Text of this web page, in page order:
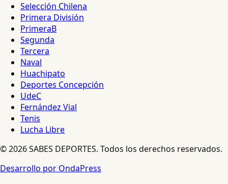
Selección Chilena
Primera División
PrimeraB
Segunda
Tercera
Naval
Huachipato
Deportes Concepción
UdeC
Fernández Vial
Tenis
Lucha Libre
© 2026 SABES DEPORTES. Todos los derechos reservados.
Desarrollo por OndaPress